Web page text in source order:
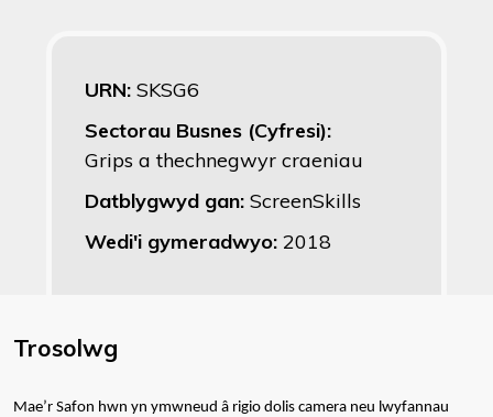
URN: SKSG6
Sectorau Busnes (Cyfresi):
Grips a thechnegwyr craeniau
Datblygwyd gan: ScreenSkills
Wedi'i gymeradwyo: 2018
Trosolwg
Mae’r Safon hwn yn ymwneud â rigio dolis camera neu lwyfannau